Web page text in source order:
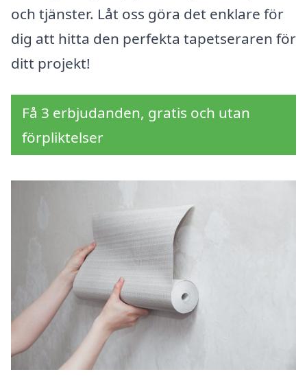
och tjänster. Låt oss göra det enklare för
dig att hitta den perfekta tapetseraren för
ditt projekt!
Få 3 erbjudanden, gratis och utan
förpliktelser